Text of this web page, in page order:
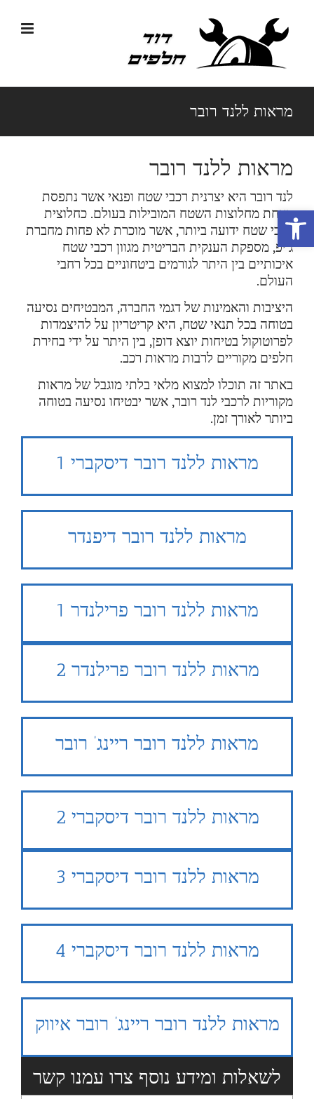
פתח סרגל נגישות
לתוכן
מראות ללנד רובר
מראות ללנד רובר
לנד רובר היא יצרנית רכבי שטח ופנאי אשר נתפסת
כאחת מחלוצות השטח המובילות בעולם. כחלוצית
רכבי שטח ידועה ביותר, אשר מוכרת לא פחות מחברת
ג׳יפ, מספקת הענקית הבריטית מגוון רכבי שטח
איכותיים בין היתר לגורמים ביטחוניים בכל רחבי
העולם.
היציבות והאמינות של דגמי החברה, המבטיחים נסיעה
בטוחה בכל תנאי שטח, היא קריטריון על להיצמדות
לפרוטוקול בטיחות יוצא דופן, בין היתר על ידי בחירת
חלפים מקוריים לרבות מראות רכב.
באתר זה תוכלו למצוא מלאי בלתי מוגבל של מראות
מקוריות לרכבי לנד רובר, אשר יבטיחו נסיעה בטוחה
ביותר לאורך זמן.
מראות ללנד רובר דיסקברי 1
מראות ללנד רובר דיפנדר
מראות ללנד רובר פרילנדר 1
מראות ללנד רובר פרילנדר 2
מראות ללנד רובר ריינג’ רובר
מראות ללנד רובר דיסקברי 2
מראות ללנד רובר דיסקברי 3
מראות ללנד רובר דיסקברי 4
מראות ללנד רובר ריינג’ רובר איווק
לשאלות ומידע נוסף צרו עמנו קשר